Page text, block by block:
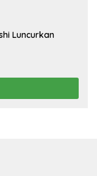
Luncurkan